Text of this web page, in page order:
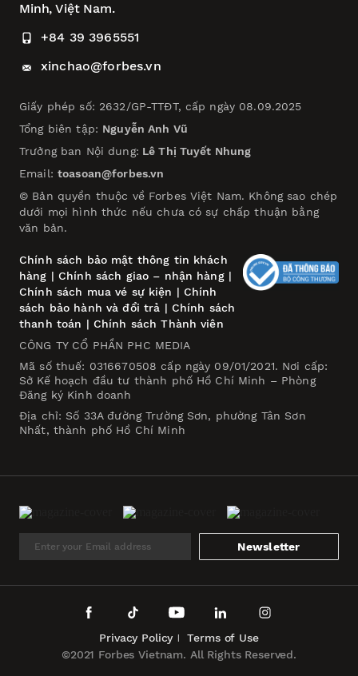
Minh, Việt Nam.
+84 39 3965551
xinchao@forbes.vn
Giấy phép số: 2632/GP-TTĐT, cấp ngày 08.09.2025
Tổng biên tập: Nguyễn Anh Vũ
Trưởng ban Nội dung: Lê Thị Tuyết Nhung
Email: toasoan@forbes.vn
© Bản quyền thuộc về Forbes Việt Nam. Không sao chép
dưới mọi hình thức nếu chưa có sự chấp thuận bằng
văn bản.
Chính sách bảo mật thông tin khách
hàng | Chính sách giao – nhận hàng|
Chính sách mua vé sự kiện | Chính
sách bảo hành và đổi trả | Chính sách
thanh toán | Chính sách Thành viên
CÔNG TY CỔ PHẦN PHC MEDIA
Mã số thuế: 0316670508 cấp ngày 09/01/2021. Nơi cấp:
Sở Kế hoạch đầu tư thành phố Hồ Chí Minh – Phòng
Đăng ký Kinh doanh
Địa chỉ: Số 33A đường Trường Sơn, phường Tân Sơn
Nhất, thành phố Hồ Chí Minh
Newsletter
©2021 Forbes Vietnam. All Rights Reserved.
Privacy Policy Terms of Use